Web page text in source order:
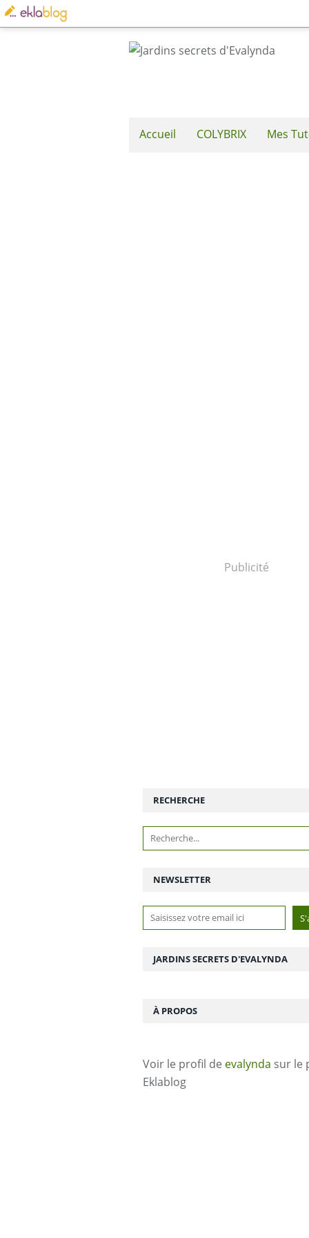
Accueil COLYBRIX Mes
Publicité
NEWSLETTER
RECHERCHE
JARDINS SECRETS D'EVALYNDA
À PROPOS
Voir le profil de evalynda sur le
Eklablog